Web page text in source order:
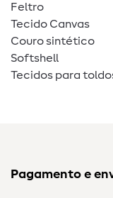
Feltro
Tecido Canvas
Couro sintético
Softshell
Tecidos para
Pagamento e